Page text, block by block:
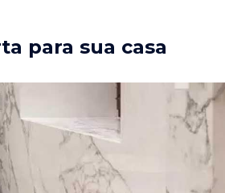
para sua casa